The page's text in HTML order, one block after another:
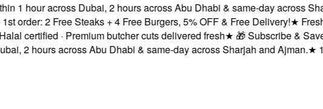
across Dubai, 2 hours across Abu Dhabi & same-day across Sharjah
2 Free Steaks + 4 Free Burgers, 5% OFF & Free Delivery!★Fresh
· Premium butcher cuts delivered fresh★🎁 Subscribe & Save —
across Abu Dhabi & same-day across Sharjah and Ajman.★100%